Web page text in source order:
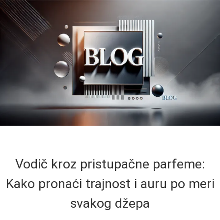
Vodič kroz pristupačne parfeme:
Kako pronaći trajnost i auru po meri
svakog džepa